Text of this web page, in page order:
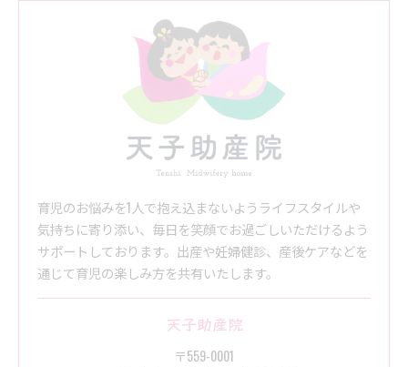
育児のお悩みを1人で抱え込まないようライフスタイルや
気持ちに寄り添い、毎日を笑顔でお過ごしいただけるよう
サポートしております。出産や妊婦健診、産後ケアなどを
通じて育児の楽しみ方を共有いたします。
天子助産院
〒559-0001